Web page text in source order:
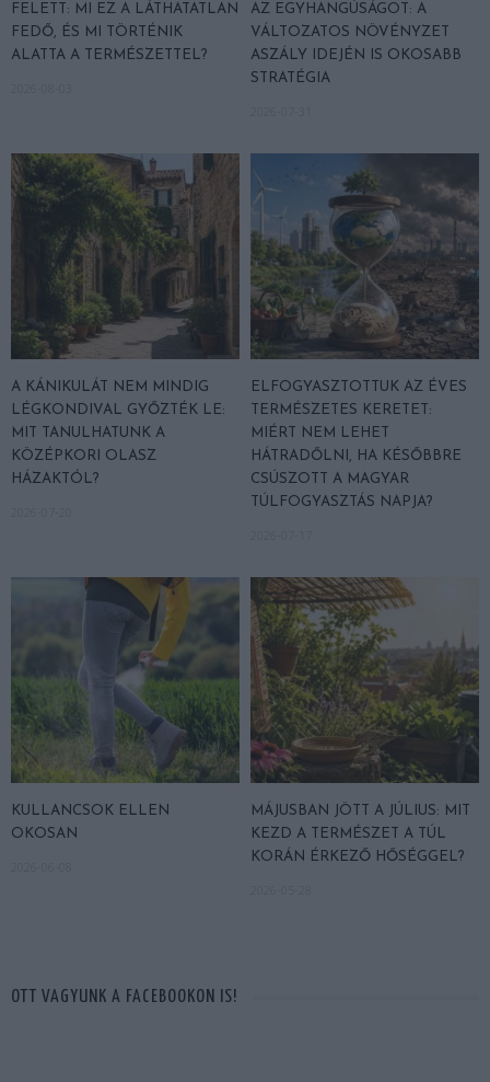
FELETT: MI EZ A LÁTHATATLAN
FEDŐ, ÉS MI TÖRTÉNIK
ALATTA A TERMÉSZETTEL?
AZ EGYHANGÚSÁGOT: A
VÁLTOZATOS NÖVÉNYZET
ASZÁLY IDEJÉN IS OKOSABB
STRATÉGIA
A KÁNIKULÁT NEM MINDIG
LÉGKONDIVAL GYŐZTÉK LE:
MIT TANULHATUNK A
KÖZÉPKORI OLASZ
HÁZAKTÓL?
ELFOGYASZTOTTUK AZ ÉVES
TERMÉSZETES KERETET:
MIÉRT NEM LEHET
HÁTRADŐLNI, HA KÉSŐBBRE
CSÚSZOTT A MAGYAR
TÚLFOGYASZTÁS NAPJA?
KULLANCSOK ELLEN
OKOSAN
MÁJUSBAN JÖTT A JÚLIUS: MIT
KEZD A TERMÉSZET A TÚL
KORÁN ÉRKEZŐ HŐSÉGGEL?
OTT VAGYUNK A FACEBOOKON IS!